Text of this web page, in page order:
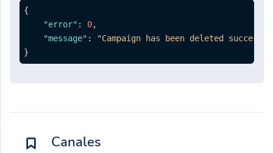
{
"error" : 0,
"message" :
"Campaign has been deleted
}
Canales